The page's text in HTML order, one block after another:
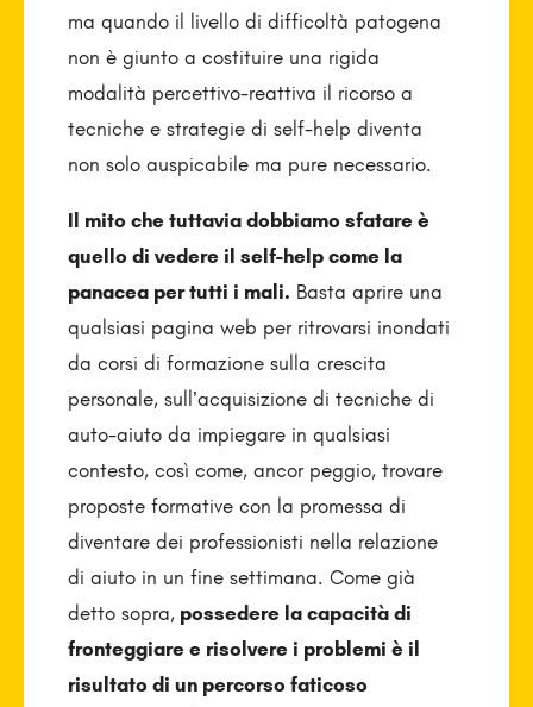
ma quando il livello di difficoltà patogena
non è giunto a costituire una rigida
modalità percettivo-reattiva il ricorso a
tecniche e strategie di self-help diventa
non solo auspicabile ma pure necessario.
Il mito che tuttavia dobbiamo sfatare è
quello di vedere il self-help come la
panacea per tutti i mali. Basta aprire una
qualsiasi pagina web per ritrovarsi inondati
da corsi di formazione sulla crescita
personale, sull’acquisizione di tecniche di
auto-aiuto da impiegare in qualsiasi
contesto, così come, ancor peggio, trovare
proposte formative con la promessa di
diventare dei professionisti nella relazione
di aiuto in un fine settimana. Come già
detto sopra,possedere la capacità di
fronteggiare e risolvere i problemi è il
risultato di un percorso faticoso